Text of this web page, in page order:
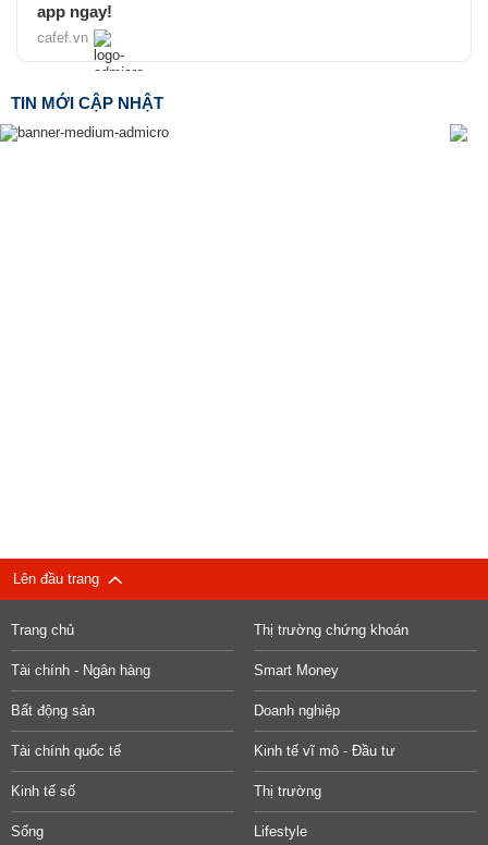
app ngay!
cafef.vn
TIN MỚI CẬP NHẬT
Lên đầu trang
Trang chủ Thị trường chứng khoán
Tài chính - Ngân hàng Smart Money
Bất động sản Doanh nghiệp
Tài chính quốc tế Kinh tế vĩ mô - Đầu tư
Kinh tế số Thị trường
Sống Lifestyle